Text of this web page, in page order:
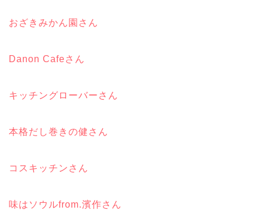
おざきみかん園さん
Danon Cafeさん
キッチングローバーさん
本格だし巻きの健さん
コスキッチンさん
味はソウルfrom.濱作さん